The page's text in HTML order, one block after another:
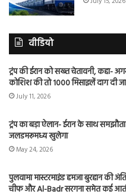
वीडियो
ट्रंप की ईरान को सख्त चेतावनी, कहा-
कोशिश की तो 1000 मिसाइलें दाग दी
July 11, 2026
ट्रंप का बड़ा ऐलान- ईरान के साथ
जलडमरूमध्य खुलेगा
May 24, 2026
पुलवामा मास्टरमाइंड हमजा बुरहान की
चीफ और Al-Badr सरगना समेत कई